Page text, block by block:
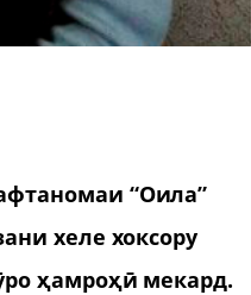
“Оила”
хеле хоксору
ҳамроҳӣ мекард.